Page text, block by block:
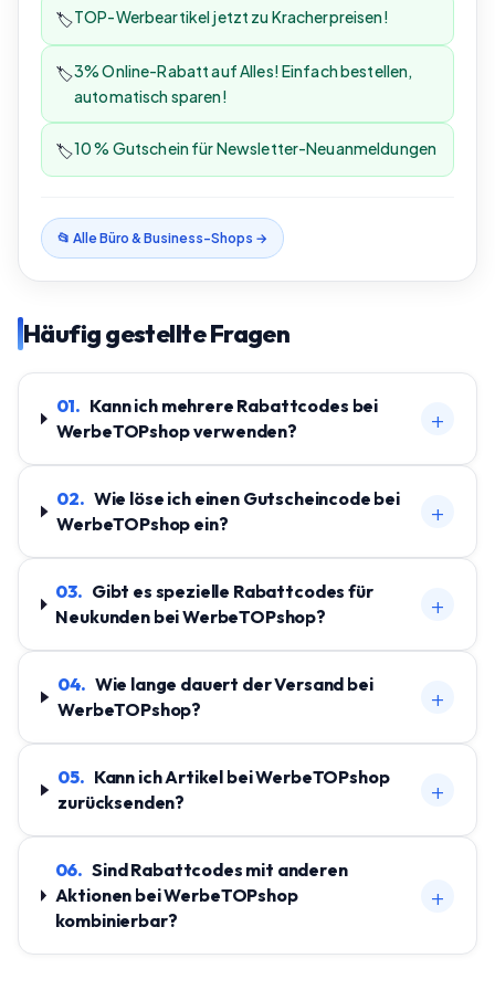
🏷️TOP-Werbeartikel jetzt zu Kracherpreisen!
🏷️3% Online-Rabatt auf Alles! Einfach bestellen,
automatisch sparen!
🏷️10 % Gutschein für Newsletter-Neuanmeldungen
📂 AlleBüro & Business-Shops →
Häufig gestellte Fragen
01. Kann ich mehrere Rabattcodes bei
WerbeTOPshop verwenden?
+
02. Wie löse ich einen Gutscheincode bei
WerbeTOPshop ein?
+
03. Gibt es spezielle Rabattcodes für
Neukunden bei WerbeTOPshop?
+
04. Wie lange dauert der Versand bei
WerbeTOPshop?
+
05. Kann ich Artikel bei WerbeTOPshop
zurücksenden?
+
06. Sind Rabattcodes mit anderen
Aktionen bei WerbeTOPshop
kombinierbar?
+